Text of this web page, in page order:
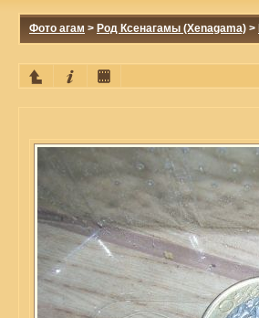
Фото агам > Род Ксенагамы (Xenagama) >